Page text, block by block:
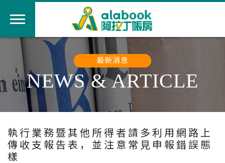
最新消息
NEWS & ARTICLE
執行業務暨其他所得者請多利用網路上
傳收支報告表，並注意常見申報錯誤態
樣